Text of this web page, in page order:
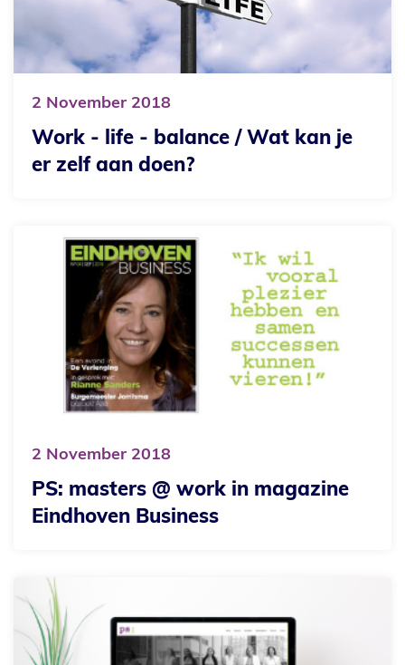
2 November 2018
Work - life - balance / Wat kan je
er zelf aan doen?
2 November 2018
PS: masters @ work in magazine
Eindhoven Business